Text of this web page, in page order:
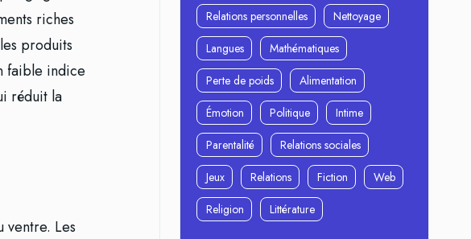
riches
produits
faible indice
réduit la
Les
Relations personnelles
Nettoyage
Langues
Mathématiques
Perte de poids
Alimentation
Émotion
Politique
Intime
Parentalité
Relations sociales
Jeux
Relations Fiction
Web
Religion
Littérature